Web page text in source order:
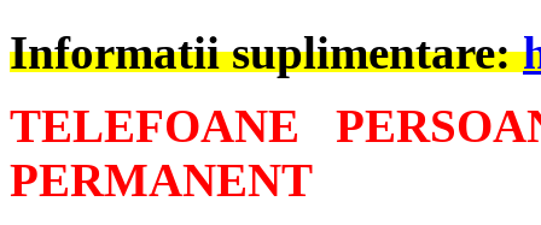
Informatii suplimentare:
TELEFOANE
PERMANENT